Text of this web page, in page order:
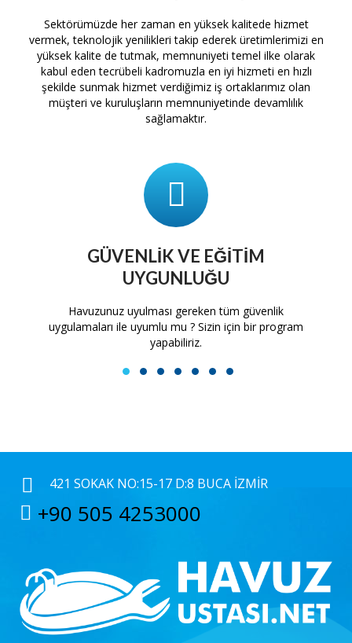
Sektörümüzde her zaman en yüksek kalitede hizmet
vermek, teknolojik yenilikleri takip ederek üretimlerimizi en
yüksek kalite de tutmak, memnuniyeti temel ilke olarak
kabul eden tecrübeli kadromuzla en iyi hizmeti en hızlı
şekilde sunmak hizmet verdiğimiz iş ortaklarımız olan
müşteri ve kuruluşların memnuniyetinde devamlılık
sağlamaktır.
GÜVENLIK VE EĞITIM
UYGUNLUĞU
Havuzunuz uyulması gereken tüm güvenlik
uygulamaları ile uyumlu mu ? Sizin için bir program
yapabiliriz.
1 2 3 4 5 6 7
421 SOKAK NO:15-17 D:8 BUCA İZMIR
+90 505 4253000